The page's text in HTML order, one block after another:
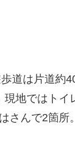
道は片道約
地ではトイ
さんで2箇所